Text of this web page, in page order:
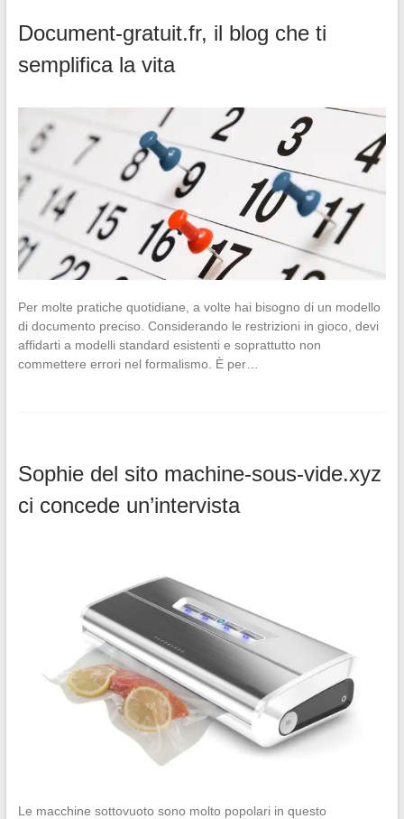
Document-gratuit.fr, il blog che ti
semplifica la vita
Per molte pratiche quotidiane, a volte hai bisogno di un modello
di documento preciso. Considerando le restrizioni in gioco, devi
affidarti a modelli standard esistenti e soprattutto non
commettere errori nel formalismo. È per…
Sophie del sito machine-sous-vide.xyz
ci concede un’intervista
Le macchine sottovuoto sono molto popolari in questo